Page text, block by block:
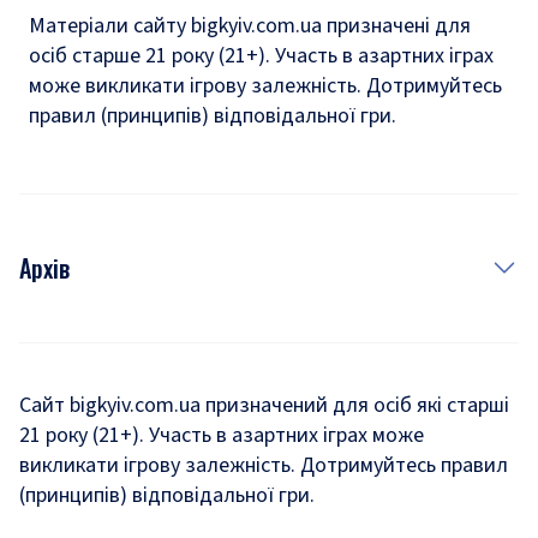
Матеріали сайту bigkyiv.com.ua призначені для
осіб старше 21 року (21+). Участь в азартних іграх
може викликати ігрову залежність. Дотримуйтесь
правил (принципів) відповідальної гри.
Архів
Комуналка
Хроніки війни
Сайт bigkyiv.com.ua призначений для осіб які старші
21 року (21+). Участь в азартних іграх може
викликати ігрову залежність. Дотримуйтесь правил
(принципів) відповідальної гри.